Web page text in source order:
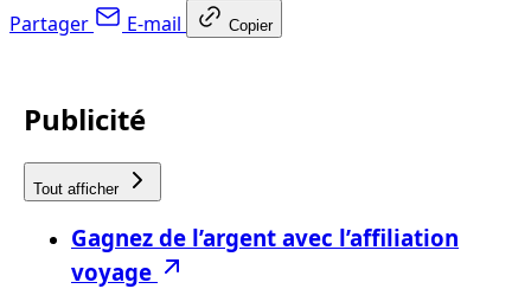
Partager
E-mail Copier
Publicité
Tout afficher
Gagnez de l’argent avec l’affiliation
voyage